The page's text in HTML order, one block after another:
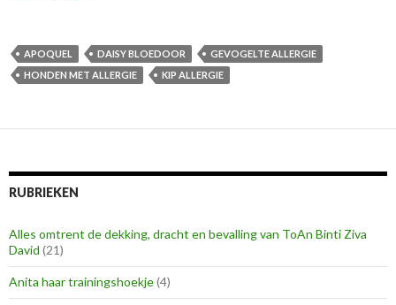
APOQUEL DAISY BLOEDOOR
GEVOGELTE ALLERGIE
HONDEN MET ALLERGIE
KIP ALLERGIE
RUBRIEKEN
Alles omtrent de dekking, dracht en bevalling van ToAn Binti Ziva
David (21)
Anita haar trainingshoekje(4)